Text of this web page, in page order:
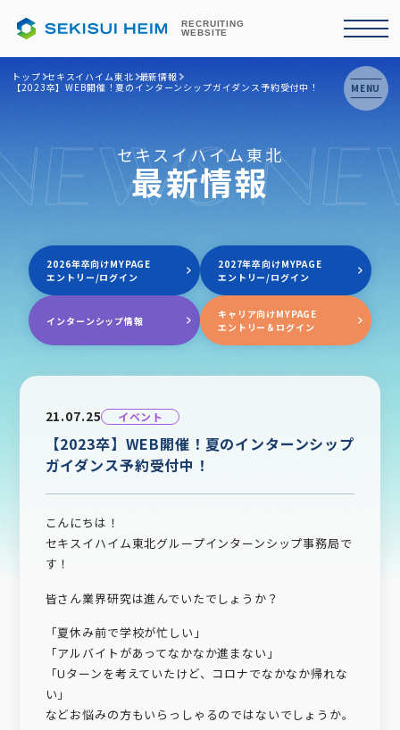
RECRUITING
WEBSITE
MENU
トップ セキスイハイム東北 最新情報
【2023卒】WEB開催！夏のインターンシップガイダンス予約受付中！
セキスイハイム東北
最新情報
2026年卒向けMYPAGE
エントリー/ログイン
2027年卒向けMYPAGE
エントリー/ログイン
インターンシップ情報
キャリア向けMYPAGE
エントリー＆ログイン
21.07.25 イベント
【2023卒】WEB開催！夏のインターンシップ
ガイダンス予約受付中！
こんにちは！
セキスイハイム東北グループインターンシップ事務局で
す！
皆さん業界研究は進んでいたでしょうか？
「夏休み前で学校が忙しい」
「アルバイトがあってなかなか進まない」
「Uターンを考えていたけど、コロナでなかなか帰れな
い」
などお悩みの方もいらっしゃるのではないでしょうか。